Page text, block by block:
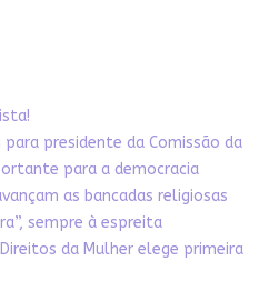
para presidente da Comissão da
para a democracia
as bancadas religiosas
sempre à espreita
da Mulher elege primeira